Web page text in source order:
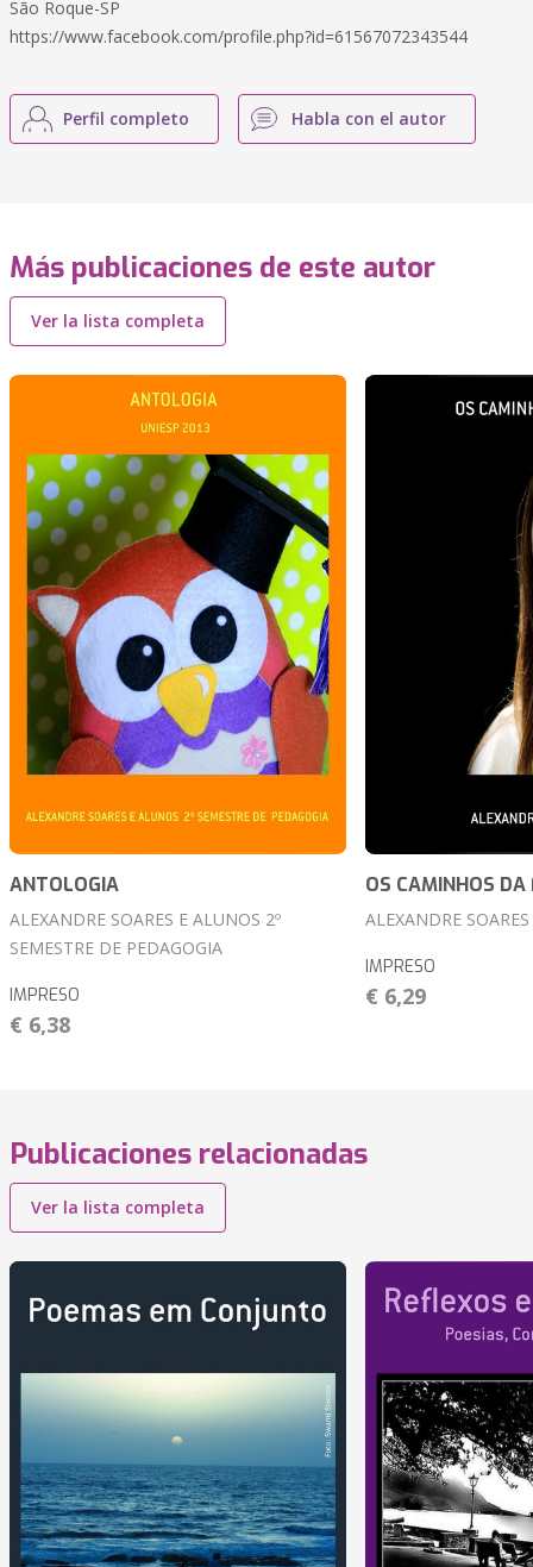
São Roque-SP
https://www.facebook.com/profile.php?id=61567072343544
Perfil completo Habla con el autor
Más publicaciones de este autor
Ver la lista completa
ANTOLOGIA
ALEXANDRE SOARES E ALUNOS 2º
SEMESTRE DE PEDAGOGIA
IMPRESO
€ 6,38
OS CAMINHOS DA
ALEXANDRE SOARES
IMPRESO
€ 6,29
Publicaciones relacionadas
Ver la lista completa